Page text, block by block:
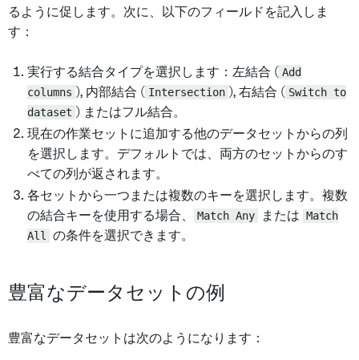
るように促します。次に、以下のフィールドを記入しま
す：
実行する結合タイプを選択します：左結合 ( Add
columns ), 内部結合 ( Intersection ), 右結合 ( Switch to
dataset ) またはフル結合。
現在の作業セットに追加する他のデータセットからの列
を選択します。デフォルトでは、両方のセットからのす
べての列が返されます。
各セットから一つまたは複数のキーを選択します。複数
の結合キーを使用する場合、
Match Any または Match
All
の条件を選択できます。
豊富なデータセットの例
豊富なデータセットは次のようになります：